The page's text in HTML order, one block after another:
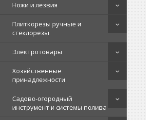
Ножи и лезвия
Плиткорезы ручные и
стеклорезы
Электротовары
Хозяйственные
принадлежности
Садово-огородный
инструмент и системы полива